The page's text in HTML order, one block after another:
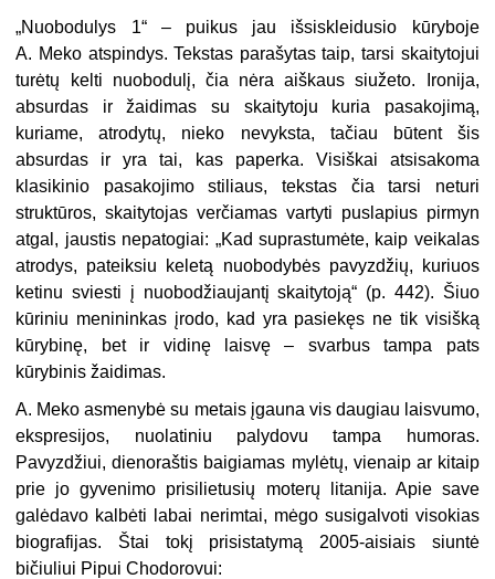
„Nuobodulys 1“ – puikus jau išsiskleidusio kūryboje
A. Meko atspindys. Tekstas parašytas taip, tarsi skaitytojui
turėtų kelti nuobodulį, čia nėra aiškaus siužeto. Ironija,
absurdas ir žaidimas su skaitytoju kuria pasakojimą,
kuriame, atrodytų, nieko nevyksta, tačiau būtent šis
absurdas ir yra tai, kas paperka. Visiškai atsisakoma
klasikinio pasakojimo stiliaus, tekstas čia tarsi neturi
struktūros, skaitytojas verčiamas vartyti puslapius pirmyn
atgal, jaustis nepatogiai: „Kad suprastumėte, kaip veikalas
atrodys, pateiksiu keletą nuobodybės pavyzdžių, kuriuos
ketinu sviesti į nuobodžiaujantį skaitytoją“ (p. 442). Šiuo
kūriniu menininkas įrodo, kad yra pasiekęs ne tik visišką
kūrybinę, bet ir vidinę laisvę – svarbus tampa pats
kūrybinis žaidimas.
A. Meko asmenybė su metais įgauna vis daugiau laisvumo,
ekspresijos, nuolatiniu palydovu tampa humoras.
Pavyzdžiui, dienoraštis baigiamas mylėtų, vienaip ar kitaip
prie jo gyvenimo prisilietusių moterų litanija. Apie save
galėdavo kalbėti labai nerimtai, mėgo susigalvoti visokias
biografijas. Štai tokį prisistatymą 2005-aisiais siuntė
bičiuliui Pipui Chodorovui: